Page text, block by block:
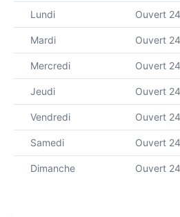
Lundi Ouvert
Mardi Ouvert
Mercredi Ouvert
Jeudi Ouvert
Vendredi Ouvert
Samedi Ouvert
Dimanche Ouvert